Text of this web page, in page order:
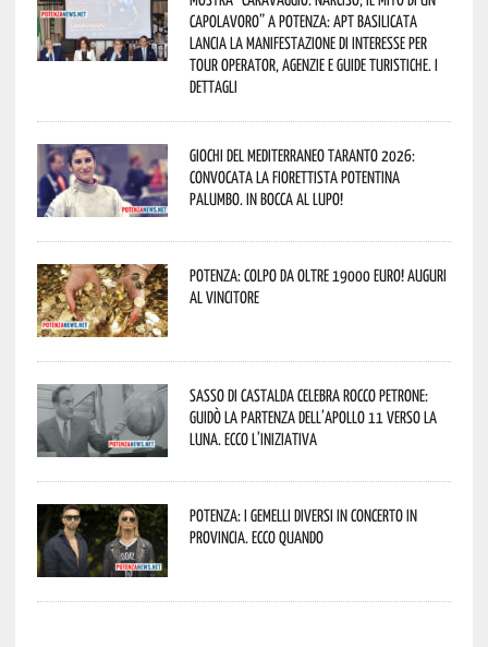
capolavoro” a Potenza: APT Basilicata
lancia la manifestazione di interesse per
Tour Operator, Agenzie e Guide Turistiche. I
dettagli
Giochi del Mediterraneo Taranto 2026:
convocata la fiorettista potentina
Palumbo. In bocca al lupo!
Potenza: colpo da oltre 19000 Euro! Auguri
al vincitore
Sasso di Castalda celebra Rocco Petrone:
guidò la partenza dell’Apollo 11 verso la
Luna. Ecco l’iniziativa
Potenza: i Gemelli DiVersi in concerto in
provincia. Ecco quando